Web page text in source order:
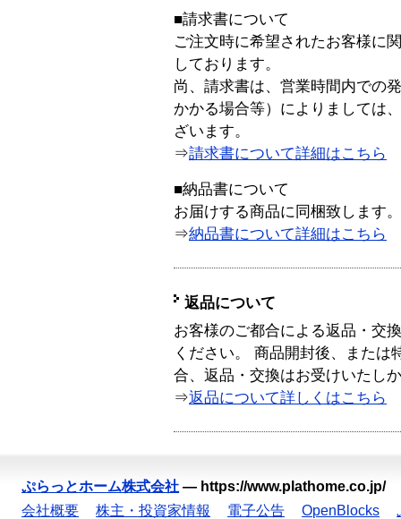
■請求書について
ご注文時に希望されたお客様に
しております。
尚、請求書は、営業時間内での
かかる場合等）によりましては
ざいます。
⇒請求書について詳細はこちら
■納品書について
お届けする商品に同梱致します。
⇒納品書について詳細はこちら
返品について
お客様のご都合による返品・交
ください。 商品開封後、または
合、返品・交換はお受けいたし
⇒返品について詳しくはこちら
ぷらっとホーム株式会社 — https://www.plathome.co.jp/
会社概要
株主・投資家情報 電子公告 OpenBlocks